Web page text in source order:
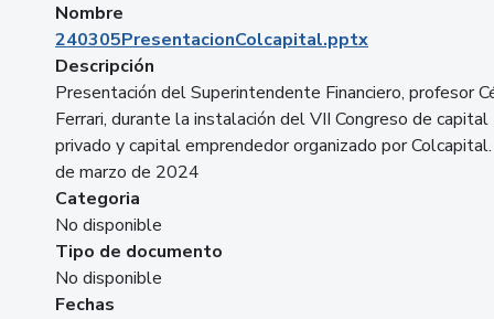
Nombre
240305PresentacionColcapital.pptx
Descripción
Presentación del Superintendente Financiero, profesor
Ferrari, durante la instalación del VII Congreso de capital
privado y capital emprendedor organizado por
de marzo de 2024
Categoria
No disponible
Tipo de documento
No disponible
Fechas